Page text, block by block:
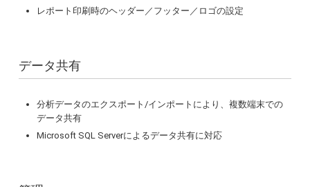
レポート印刷時のヘッダー／フッター／ロゴの設定
データ共有
分析データのエクスポート/インポートにより、複数端末での
データ共有
Microsoft SQL Serverによるデータ共有に対応